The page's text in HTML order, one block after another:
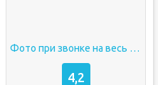
Фото при звонке на весь экран андроид
4,2